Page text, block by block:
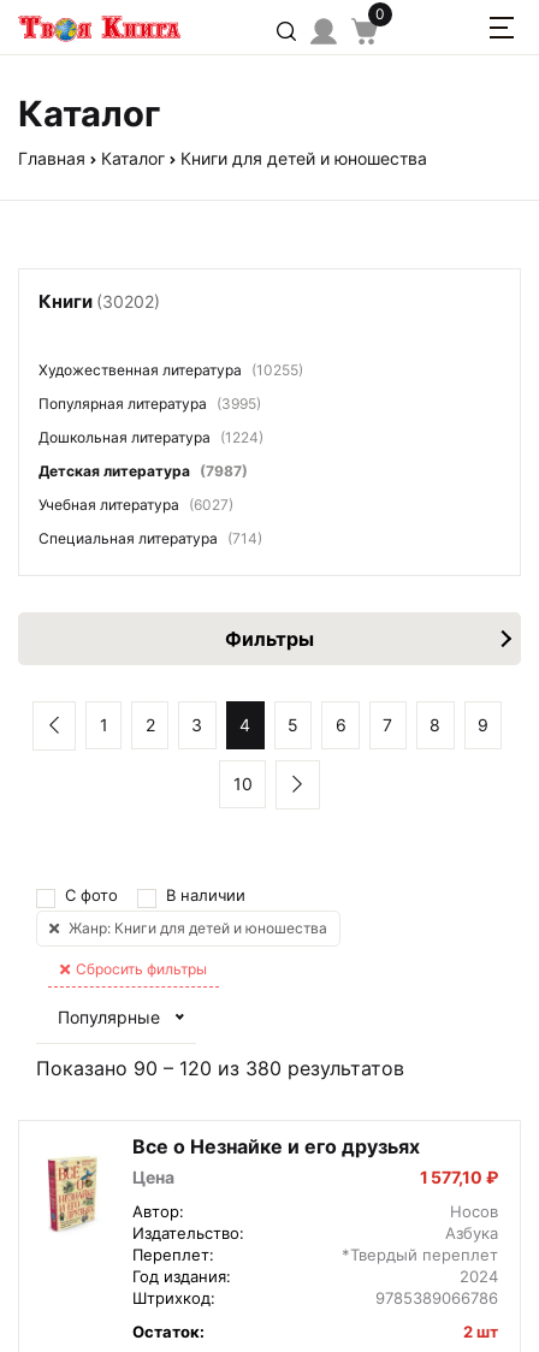
0
Каталог
Главная Каталог Книги для детей и юношества
Книги (30202)
Художественная литература
(10255)
Популярная литература
(3995)
Дошкольная литература
(1224)
Детская литература (7987)
Учебная литература
(6027)
Специальная литература
(714)
Фильтры
1 2 3 4 5 6 7 8 9
10
С фото В наличии
Жанр: Книги для детей и юношества
Сбросить фильтры
Популярные
Показано 90 – 120 из 380 результатов
Все о Незнайке и его друзьях
Цена 1 577,10 ₽
Автор:
Носов
Издательство:
Азбука
Переплет:
*Твердый переплет
Год издания:
2024
Штрихкод:
9785389066786
Остаток:
2 шт